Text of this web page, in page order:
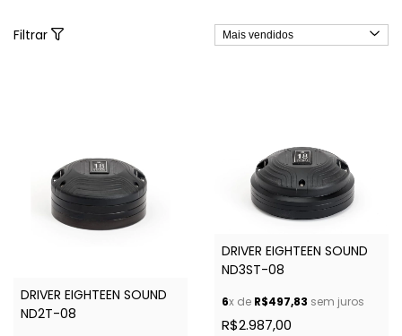
Filtrar
DRIVER EIGHTEEN SOUND
ND2T-08
DRIVER EIGHTEEN SOUND
ND3ST-08
6x de R$497,83 sem juros
R$2.987,00